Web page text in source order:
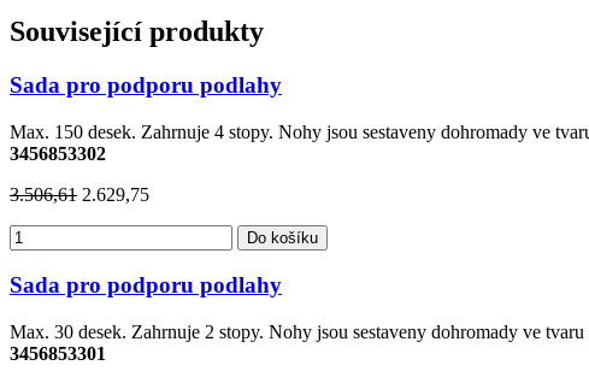
Související produkty
Sada pro podporu podlahy
Max. 150 desek. Zahrnuje 4 stopy. Nohy jsou sestaveny dohromady ve
3456853302
3.506,61 2.629,75
Do košíku
Sada pro podporu podlahy
Max. 30 desek. Zahrnuje 2 stopy. Nohy jsou sestaveny dohromady ve
3456853301